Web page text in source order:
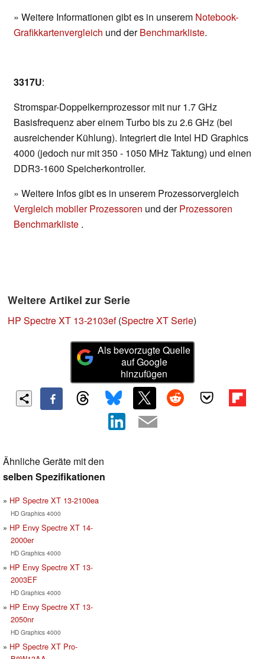
» Weitere Informationen gibt es in unserem Notebook-
Grafikkartenvergleich und derBenchmarkliste.
3317U:
Stromspar-Doppelkernprozessor mit nur 1.7 GHz
Basisfrequenz aber einem Turbo bis zu 2.6 GHz (bei
ausreichender Kühlung). Integriert die Intel HD Graphics
4000 (jedoch nur mit 350 - 1050 MHz Taktung) und einen
DDR3-1600 Speicherkontroller.
» Weitere Infos gibt es in unserem Prozessorvergleich
Vergleich mobiler Prozessoren und derProzessoren
Benchmarkliste .
Weitere Artikel zur Serie
HP Spectre XT 13-2103ef(Spectre XT Serie)
Als bevorzugte Quelle
auf Google
hinzufügen
Ähnliche Geräte mit den
selben Spezifikationen
HP Spectre XT 13-2100ea
HD Graphics 4000
HP Envy Spectre XT 14-
2000er
HD Graphics 4000
HP Envy Spectre XT 13-
2003EF
HD Graphics 4000
HP Envy Spectre XT 13-
2050nr
HD Graphics 4000
HP Spectre XT Pro-